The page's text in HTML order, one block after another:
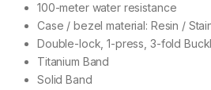
100-meter water resistance
Case / bezel material: Resin /
Double-lock, 1-press, 3-fold
Titanium Band
Solid Band